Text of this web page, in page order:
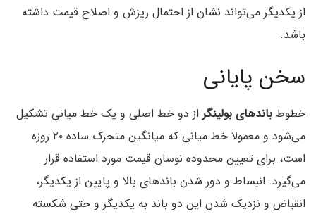
از یکدیگر می‌تواند نشان‌ از احتمال ریزش و اصلاح قیمت داشته
باشد.
سخن پایانی
خطوط باند‌های بولینگر از دو خط اصلی و یک خط میانی تشکیل
می‌شود و معمولا خط میانی که میانگین متحرک ساده ۲۰ روزه
است‌، برای تعیین محدوده نوسان قیمت مورد استفاده قرار
می‌گیرد. انبساط و دور شدن باند‌های بالا و پایین از یکدیگر‌،
انقباض و نزدیک شدن این دو باند به یکدیگر و حتی شکسته